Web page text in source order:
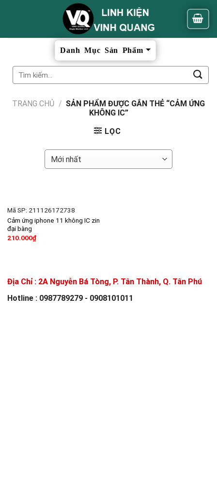
Tìm
kiếm:
TRANG CHỦ / SẢN PHẨM ĐƯỢC GẮN THẺ “CẢM ỨNG
KHÔNG IC”
LỌC
Mã SP: 211126172738
Cảm ứng iphone 11 không IC zin
đại bàng
210.000₫
Địa Chỉ : 2A Nguyễn Bá Tòng, P. Tân Thành, Q. Tân Phú
Hotline : 0987789279 - 0908101011